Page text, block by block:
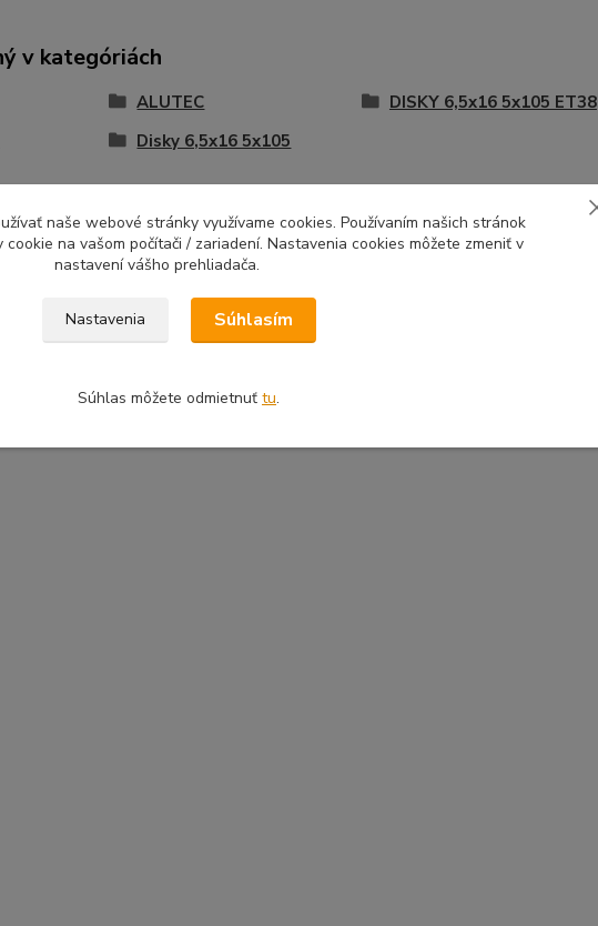
v kategóriách
ALUTEC DISKY 6,5x16 5x105 ET38
Disky 6,5x16 5x105
naše webové stránky využívame cookies. Používaním našich stránok
na vašom počítači / zariadení. Nastavenia cookies môžete zmeniť v
nastavení vášho prehliadača.
Nastavenia Súhlasím
Súhlas môžete odmietnuť tu.